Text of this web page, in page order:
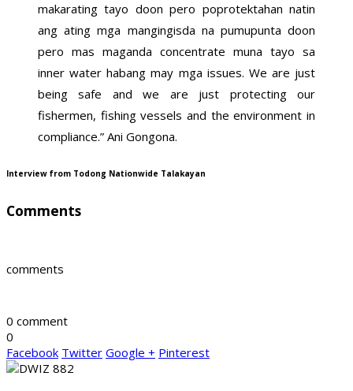
makarating tayo doon pero poprotektahan natin
ang ating mga mangingisda na pumupunta doon
pero mas maganda concentrate muna tayo sa
inner water habang may mga issues. We are just
being safe and we are just protecting our
fishermen, fishing vessels and the environment in
compliance.” Ani Gongona.
Interview from Todong Nationwide Talakayan
Comments
comments
0 comment
0
Facebook Twitter Google + Pinterest